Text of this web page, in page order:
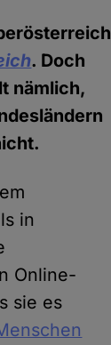
. Doch
nämlich,
in
Online-
sie es